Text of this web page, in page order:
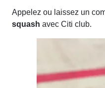
Appelez ou laissez un
squash avec Citi club.